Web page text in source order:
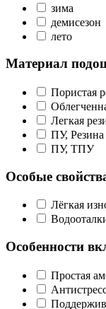
зима
демисезон
лето
Материал
Пористая
Легкая
ПУ, Резина
ПУ, ТПУ
Особые
Лёгкая
Особенности
Простая